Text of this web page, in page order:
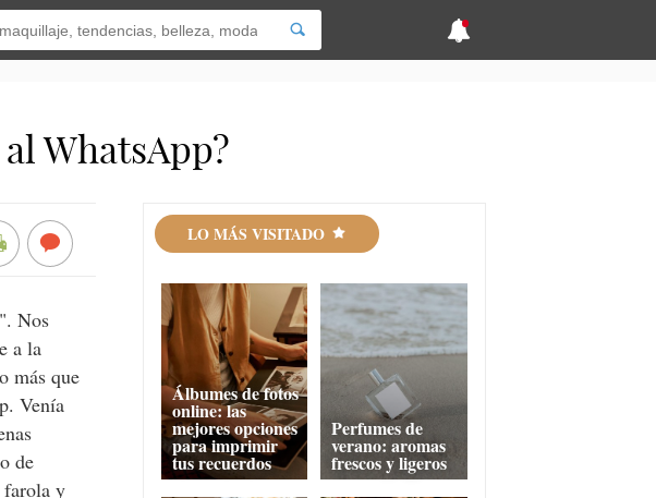
WhatsApp?
Nos
a la
más que
Venía
de
farola y
LO MÁS VISITADO
Álbumes de fotos
online: las
mejores opciones
para imprimir
tus recuerdos
Perfumes de
verano: aromas
frescos y ligeros